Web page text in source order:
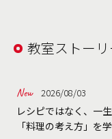
教室ストーリ
2026/08/03
レシピではなく、一
「料理の考え方」を